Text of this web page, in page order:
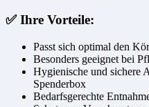
✅ Ihre Vorteile:
Passt sich optimal den
Besonders geeignet bei
Hygienische und sichere
Spenderbox
Bedarfsgerechte